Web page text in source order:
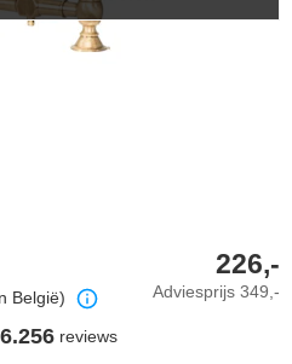
Adviesprijs 349,-
226,-
België)
reviews